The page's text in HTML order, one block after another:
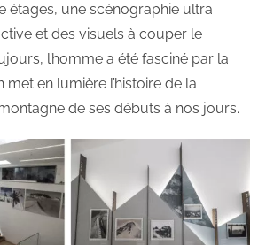
étages, une scénographie ultra
et des visuels à couper le
l’homme a été fasciné par la
en lumière l’histoire de la
de ses débuts à nos jours.